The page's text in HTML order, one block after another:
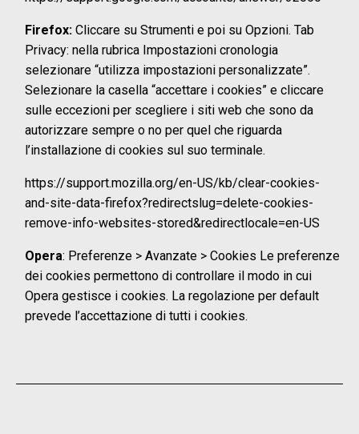
Firefox: Cliccare su Strumenti e poi su Opzioni. Tab
Privacy: nella rubrica Impostazioni cronologia
selezionare “utilizza impostazioni personalizzate”.
Selezionare la casella “accettare i cookies” e cliccare
sulle eccezioni per scegliere i siti web che sono da
autorizzare sempre o no per quel che riguarda
l’installazione di cookies sul suo terminale.
https://support.mozilla.org/en-US/kb/clear-cookies-
and-site-data-firefox?redirectslug=delete-cookies-
remove-info-websites-stored&redirectlocale=en-US
Opera: Preferenze > Avanzate > Cookies Le preferenze
dei cookies permettono di controllare il modo in cui
Opera gestisce i cookies. La regolazione per default
prevede l’accettazione di tutti i cookies.